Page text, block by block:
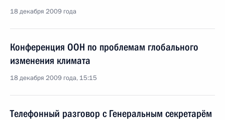
18 декабря 2009 года
Конференция ООН по проблемам глобального
изменения климата
18 декабря 2009 года, 15:15
Телефонный разговор с Генеральным секретарём